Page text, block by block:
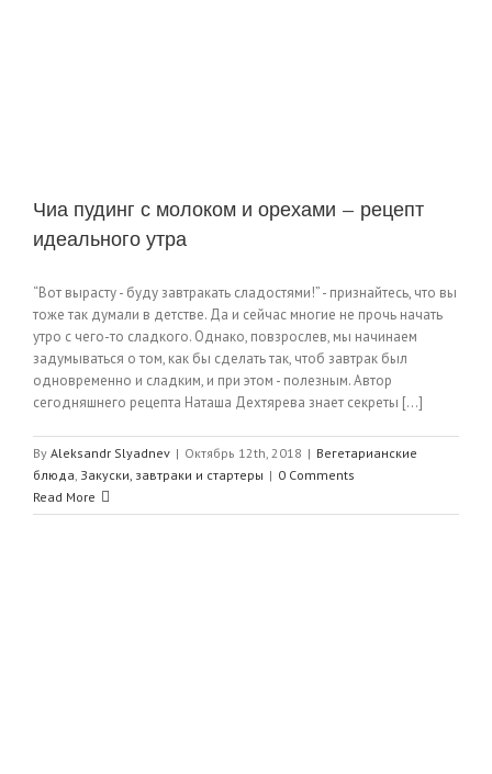
Чиа пудинг с молоком и орехами — рецепт
идеального утра
“Вот вырасту - буду завтракать сладостями!” - признайтесь, что вы
тоже так думали в детстве. Да и сейчас многие не прочь начать
утро с чего-то сладкого. Однако, повзрослев, мы начинаем
задумываться о том, как бы сделать так, чтоб завтрак был
одновременно и сладким, и при этом - полезным. Автор
сегодняшнего рецепта Наташа Дехтярева знает секреты [...]
By Aleksandr Slyadnev | Октябрь 12th, 2018 | Вегетарианские
блюда, Закуски, завтраки и стартеры | 0 Comments
Read More